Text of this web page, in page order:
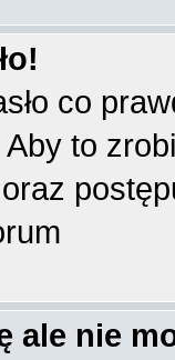
co
to
ale nie